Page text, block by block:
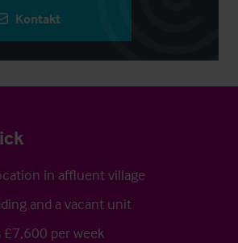
Kontakt
in affluent village
and a vacant unit
£7,600 per week